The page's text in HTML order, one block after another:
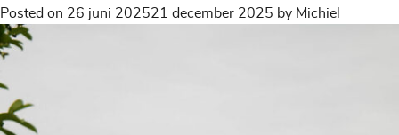
Posted on 26 juni 202521 december 2025 by Michiel